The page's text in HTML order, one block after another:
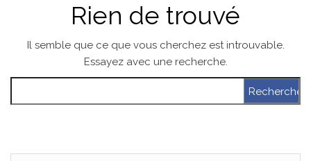
Rien de trouvé
Il semble que ce que vous cherchez est introuvable.
Essayez avec une recherche.